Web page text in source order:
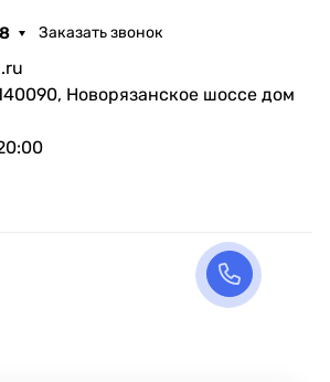
Заказать звонок
Новорязанское шоссе дом